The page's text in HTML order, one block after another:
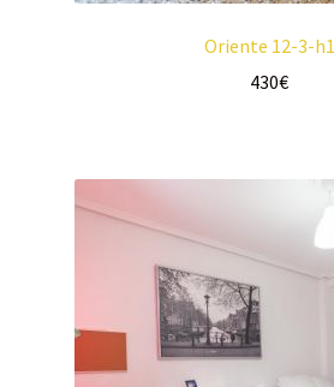
Oriente 12-3-h1
430€